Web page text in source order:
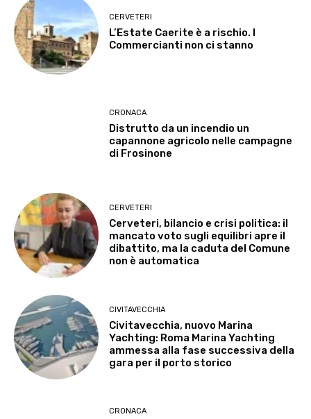
CERVETERI
L’Estate Caerite è a rischio. I
Commercianti non ci stanno
CRONACA
Distrutto da un incendio un
capannone agricolo nelle campagne
di Frosinone
CERVETERI
Cerveteri, bilancio e crisi politica: il
mancato voto sugli equilibri apre il
dibattito, ma la caduta del Comune
non è automatica
CIVITAVECCHIA
Civitavecchia, nuovo Marina
Yachting: Roma Marina Yachting
ammessa alla fase successiva della
gara per il porto storico
CRONACA